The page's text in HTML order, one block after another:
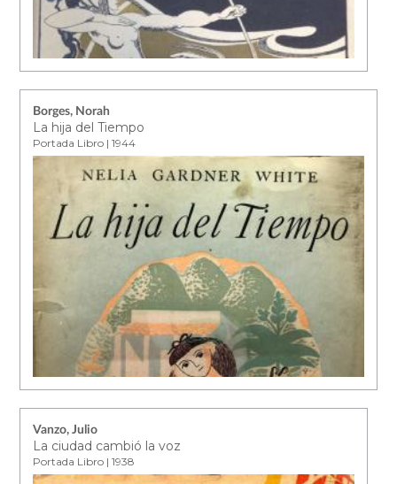
Borges, Norah
La hija del Tiempo
Portada Libro | 1944
Vanzo, Julio
La ciudad cambió la voz
Portada Libro | 1938